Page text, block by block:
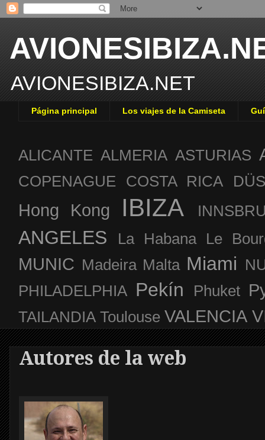
AVIONESIBIZA.NET
Página principal Los viajes de la Camiseta
ALICANTE ALMERIA ASTURIAS
COPENAGUE COSTA RICA
Hong Kong IBIZA
ANGELES La Habana Le
MUNIC Madeira Malta Miami
PHILADELPHIA Pekín Phuket
TAILANDIA Toulouse VALENCIA
Autores de la web